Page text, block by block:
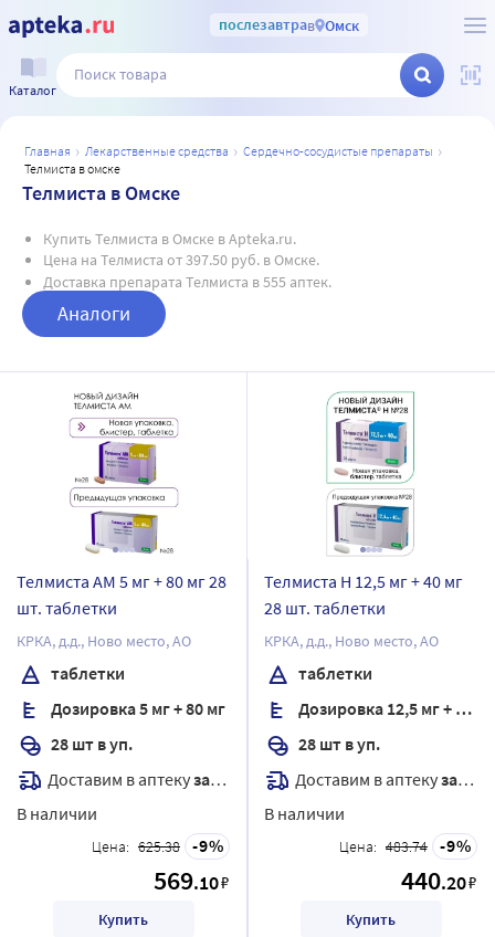
послезавтрав Омск
Каталог
главная лекарственные средства
сердечно-сосудистые препараты
телмиста в омске
Телмиста в Омске
Купить Телмиста в Омске в Apteka.ru.
Цена на Телмиста от 397.50 руб. в Омске.
Доставка препарата Телмиста в 555 аптек.
Аналоги
Телмиста АМ 5 мг + 80 мг 28
шт. таблетки
КРКА, д.д., Ново место, АО
таблетки
Дозировка 5 мг + 80 мг
28 шт в уп.
Доставим в аптекузавтра
В наличии
Цена: 625.38 9
569.10₽
Купить
Телмиста Н 12,5 мг + 40 мг
28 шт. таблетки
КРКА, д.д., Ново место, АО
таблетки
Дозировка 12,5 мг + 40 мг
28 шт в уп.
Доставим в аптекузавтра
В наличии
Цена: 483.74 9
440.20₽
Купить